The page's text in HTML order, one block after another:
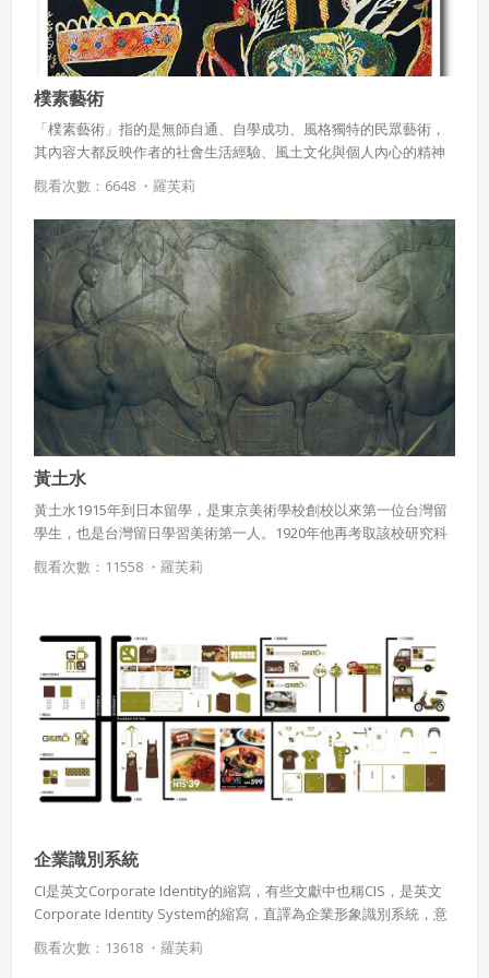
樸素藝術
「樸素藝術」指的是無師自通、自學成功、風格獨特的民眾藝術，
其內容大都反映作者的社會生活經驗、風土文化與個人內心的精神
意象等特質 。 「樸素藝術家」是指從來沒有受過正統美學訓練的藝
術工作者，他們對生命生活環境的觀察，表現能力很有個人風格，
而被稱之為「樸術藝術美學」，在他們的作品當中，可以看到很不
同於一般學院畫派的生命力。
觀看次數：6648 ・ 羅芙莉
黃土水
黃土水1915年到日本留學，是東京美術學校創校以來第一位台灣留
學生，也是台灣留日學習美術第一人。1920年他再考取該校研究科
繼續學習雕塑。 黃土水感慨台灣人身處在美景豐富的地方，卻忽視
了美好的文化與生活。他希望有更多的年輕人能夠一起為台灣藝術
觀看次數：11558 ・ 羅芙莉
企業識別系統
CI是英文Corporate Identity的縮寫，有些文獻中也稱CIS，是英文
Corporate Identity System的縮寫，直譯為企業形象識別系統，意
譯為企業形象設計。CI是指企業有意識，有計劃地將自己企業的各
種特征向社會公眾主動地展示與傳播，使公眾在市場環境中對某一
觀看次數：13618 ・ 羅芙莉
使用 Facebook 帳號登入
使用 Google 帳號登入
使用 Google 帳號註冊
緣會員有意願吉寶知識系統（本系統），經註冊本
系統表示您同意會員合約：
一、定義條款
衍生著作：係指就授權內容改作之創作。
二、會員規範
會員同意遵守本系統之會員規範、著作權條款及隱私權政